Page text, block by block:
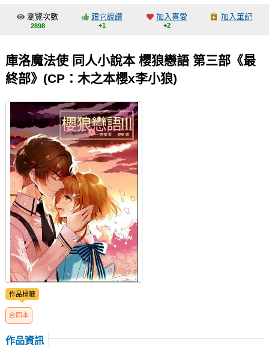
交流中心
會員功能選單
會員中心
註冊會員
登入
瀏覽次數
2898
跟它說讚
+1
加入喜愛
+2
加入筆記
庫洛魔法使 同人小說本 櫻狼戀語 第三部《最
終部》(CP：木之本櫻x李小狼)
作品標籤
合同本
作品資訊